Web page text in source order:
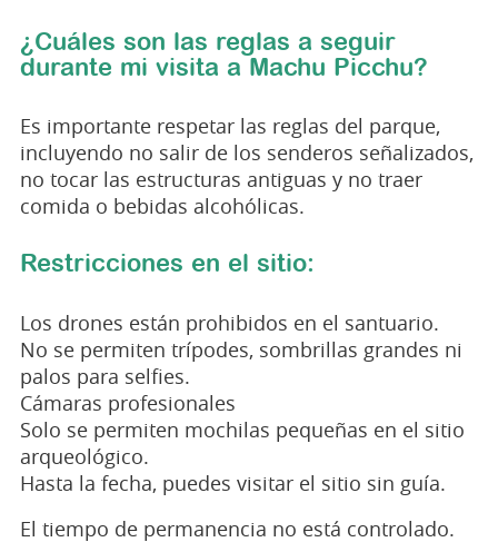
¿Cuáles son las reglas a seguir
durante mi visita a Machu Picchu?
Es importante respetar las reglas del parque,
incluyendo no salir de los senderos señalizados,
no tocar las estructuras antiguas y no traer
comida o bebidas alcohólicas.
Restricciones en el sitio:
Los drones están prohibidos en el santuario.
No se permiten trípodes, sombrillas grandes ni
palos para selfies.
Cámaras profesionales
Solo se permiten mochilas pequeñas en el sitio
arqueológico.
Hasta la fecha, puedes visitar el sitio sin guía.
El tiempo de permanencia no está controlado.